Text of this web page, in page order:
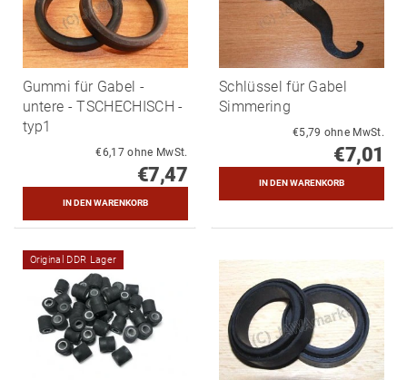
Gummi für Gabel -
untere - TSCHECHISCH -
typ1
€6,17 ohne MwSt.
€7,47
Schlüssel für Gabel
Simmering
€5,79 ohne MwSt.
€7,01
Original DDR Lager